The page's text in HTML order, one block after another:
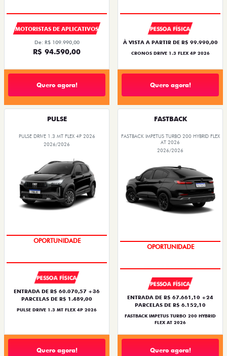
MOTORISTAS DE APLICATIVOS
De: R$ 109.990,00
R$ 94.590,00
Quero agora!
PESSOA FÍSICA
À VISTA A PARTIR DE R$ 99.990,00
CRONOS DRIVE 1.3 FLEX 4P 2026
Quero agora!
PULSE
PULSE DRIVE 1.3 MT FLEX 4P 2026
2026/2026
NOVA VERSÃO
PESSOA FÍSICA
ENTRADA DE R$ 60.070,57 +36
PARCELAS DE R$ 1.489,00
PULSE DRIVE 1.3 MT FLEX 4P 2026
Quero agora!
FASTBACK
FASTBACK IMPETUS TURBO 200 HYBRID FLEX
AT 2026
2026/2026
PREÇO IMPERDÍVEL
PESSOA FÍSICA
ENTRADA DE R$ 67.661,10 +24
PARCELAS DE R$ 6.152,10
FASTBACK IMPETUS TURBO 200 HYBRID
FLEX AT 2026
Quero agora!